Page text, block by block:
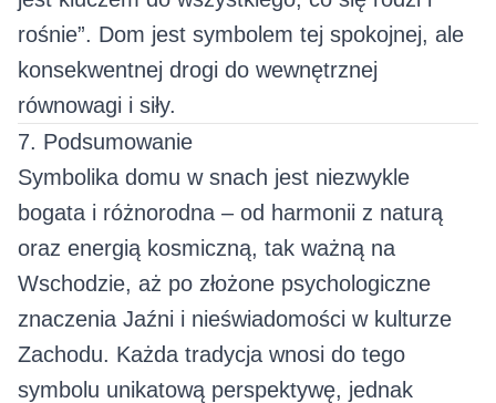
rośnie”. Dom jest symbolem tej spokojnej, ale
konsekwentnej drogi do wewnętrznej
równowagi i siły.
7. Podsumowanie
Symbolika domu w snach jest niezwykle
bogata i różnorodna – od harmonii z naturą
oraz energią kosmiczną, tak ważną na
Wschodzie, aż po złożone psychologiczne
znaczenia Jaźni i nieświadomości w kulturze
Zachodu. Każda tradycja wnosi do tego
symbolu unikatową perspektywę, jednak